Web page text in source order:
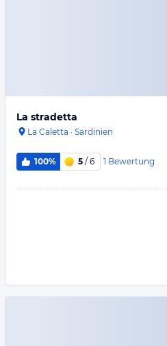
La stradetta
La Caletta · Sardinien
100% 5 / 6 1 Bewertung